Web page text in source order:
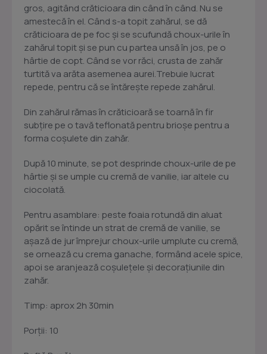
gros, agitând crăticioara din când în când. Nu se
amestecă în el. Când s-a topit zahărul, se dă
crăticioara de pe foc şi se scufundă choux-urile în
zahărul topit şi se pun cu partea unsă în jos, pe o
hârtie de copt. Când se vor răci, crusta de zahăr
turtită va arăta asemenea aurei.Trebuie lucrat
repede, pentru că se întăreşte repede zahărul.
Din zahărul rămas în crăticioară se toarnă în fir
subţire pe o tavă teflonată pentru brioşe pentru a
forma coşulete din zahăr.
După 10 minute, se pot desprinde choux-urile de pe
hârtie şi se umple cu cremă de vanilie, iar altele cu
ciocolată.
Pentru asamblare: peste foaia rotundă din aluat
opărit se întinde un strat de cremă de vanilie, se
aşază de jur împrejur choux-urile umplute cu cremă,
se ornează cu crema ganache, formând acele spice,
apoi se aranjează coşuleţele şi decoraţiunile din
zahăr.
Timp: aprox 2h 30min
Porţii: 10